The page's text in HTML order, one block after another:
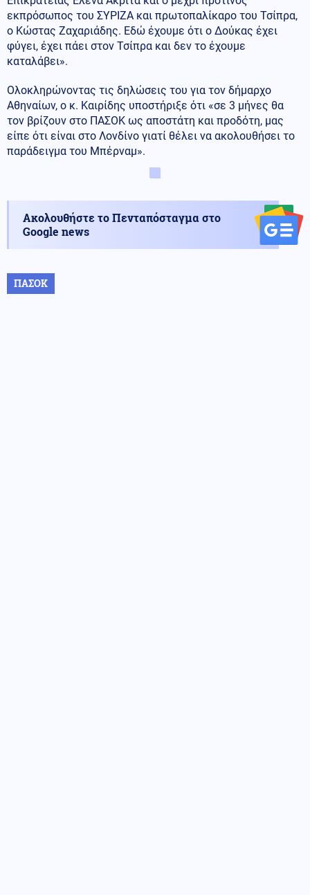
εκπρόσωπος του ΣΥΡΙΖΑ και πρωτοπαλίκαρο του Τσίπρα,
ο Κώστας Ζαχαριάδης. Εδώ έχουμε ότι ο Δούκας έχει
φύγει, έχει πάει στον Τσίπρα και δεν το έχουμε
καταλάβει».
Ολοκληρώνοντας τις δηλώσεις του για τον δήμαρχο
Αθηναίων, ο κ. Καιρίδης υποστήριξε ότι «σε 3 μήνες θα
τον βρίζουν στο ΠΑΣΟΚ ως αποστάτη και προδότη, μας
είπε ότι είναι στο Λονδίνο γιατί θέλει να ακολουθήσει το
παράδειγμα του Μπέρναμ».
Ακολουθήστε το Πενταπόσταγμα στο
Google news
ΠΑΣΟΚ